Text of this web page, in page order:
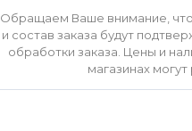
Обращаем Ваше внимание,
и состав заказа будут
обработки заказа. Цены и
магазинах могут